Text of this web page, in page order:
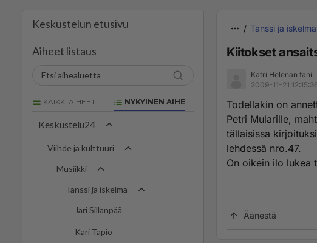
Keskustelun etusivu
Aiheet listaus
KAIKKI AIHEET NYKYINEN AIHE
Keskustelu24
Viihde ja kulttuuri
Musiikki
Tanssi ja iskelmä
Jari Sillanpää
Kari Tapio
Tanssi ja iskelmä
Kiitokset
Katri Helenan fani
2009-11-21
Todellakin on
Petri Mularille,
tällaisissa
lehdessä nro.47.
On oikein ilo lukea
Äänestä